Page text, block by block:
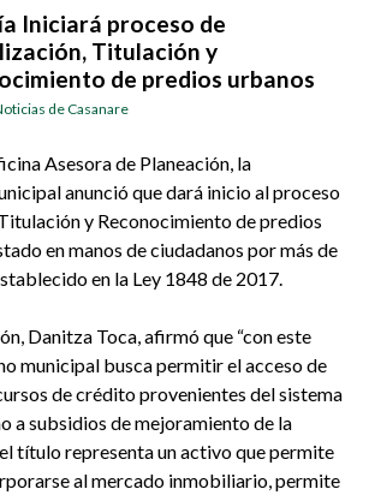
Iniciará proceso de
Titulación y
de predios urbanos
de Casanare
Asesora de Planeación, la
anunció que dará inicio al proceso
y Reconocimiento de predios
en manos de ciudadanos por más de
en la Ley 1848 de 2017.
Danitza Toca, afirmó que “con este
municipal busca permitir el acceso de
de crédito provenientes del sistema
a subsidios de mejoramiento de la
título representa un activo que permite
al mercado inmobiliario, permite